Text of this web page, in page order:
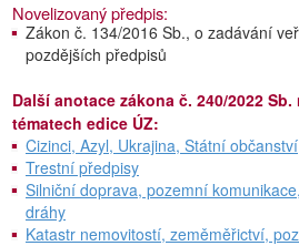
Novelizovaný předpis:
Zákon č. 134/2016 Sb., o zadávání
pozdějších předpisů
Další anotace zákona č. 240/2022
tématech edice ÚZ:
Cizinci, Azyl, Ukrajina, Státní občanství
Trestní předpisy
Silniční doprava, pozemní
dráhy
Katastr nemovitostí, zeměměřictví,